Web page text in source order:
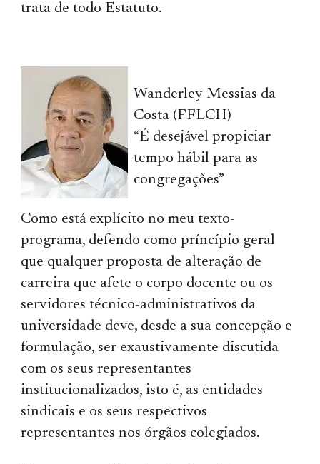
trata de todo Estatuto.
Wanderley Messias da
Costa (FFLCH)
“É desejável propiciar
tempo hábil para as
congregações”
Como está explícito no meu texto-
programa, defendo como príncípio geral
que qualquer proposta de alteração de
carreira que afete o corpo docente ou os
servidores técnico-administrativos da
universidade deve, desde a sua concepção e
formulação, ser exaustivamente discutida
com os seus representantes
institucionalizados, isto é, as entidades
sindicais e os seus respectivos
representantes nos órgãos colegiados.